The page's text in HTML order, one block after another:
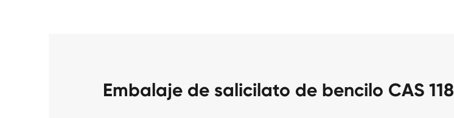
Embalaje de salicilato de bencilo CAS 118